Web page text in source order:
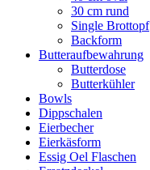
30 cm rund
Single Brottopf
Backform
Butteraufbewahrung
Butterdose
Butterkühler
Bowls
Dippschalen
Eierbecher
Eierkäsform
Essig Oel Flaschen